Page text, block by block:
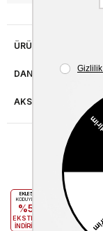
ÜRÜN ÖZELLIKLERI
DANIŞMA HATTI
AKSESUAR ONARIMI
EKLE5
KODUYLA
%5
EKSTRA
İNDİRİM